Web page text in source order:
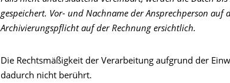
gespeichert. Vor- und Nachname der Ansprechperson auf
Archivierungspflicht auf der Rechnung ersichtlich.
Die Rechtsmäßigkeit der Verarbeitung aufgrund der
dadurch nicht berührt.